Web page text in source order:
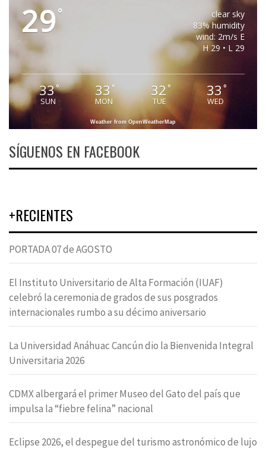
29°
clear sky
83% humidity
wind: 2m/s E
H 29 • L 29
33°
SUN
33°
MON
32°
TUE
33°
WED
Weather from OpenWeatherMap
SÍGUENOS EN FACEBOOK
+RECIENTES
PORTADA 07 de AGOSTO
El Instituto Universitario de Alta Formación (IUAF)
celebró la ceremonia de grados de sus posgrados
internacionales rumbo a su décimo aniversario
La Universidad Anáhuac Cancún dio la Bienvenida Integral
Universitaria 2026
CDMX albergará el primer Museo del Gato del país que
impulsa la “fiebre felina” nacional
Eclipse 2026, el despegue del turismo astronómico de lujo